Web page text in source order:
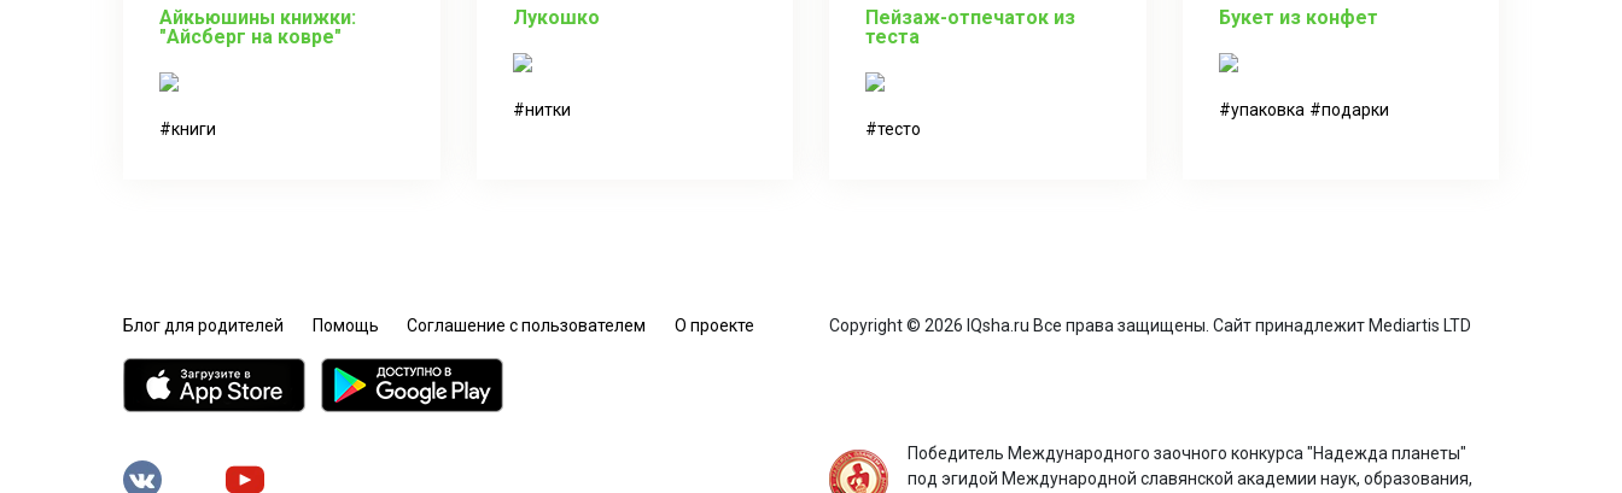
Айкьюшины книжки:
"Айсберг на ковре"
книги
Лукошко
нитки
Пейзаж-отпечаток из
теста
тесто
Букет из конфет
упаковка подарки
Блог для родителей Помощь Соглашение с пользователем О проекте Copyright © 2026 IQsha.ru Все права защищены. Сайт принадлежит Mediartis LTD
Победитель Международного заочного конкурса "Надежда планеты"
под эгидой Международной славянской академии наук, образования,